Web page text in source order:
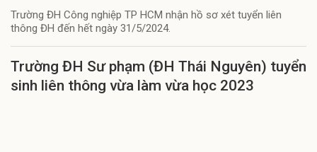
Trường ĐH Công nghiệp TP HCM nhận hồ sơ xét tuyển liên
thông ĐH đến hết ngày 31/5/2024.
Trường ĐH Sư phạm (ĐH Thái Nguyên) tuyển
sinh liên thông vừa làm vừa học 2023